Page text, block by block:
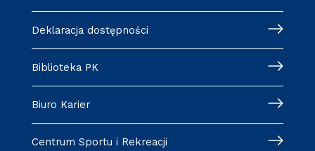
Deklaracja dostępności
Biblioteka PK
Biuro Karier
Centrum Sportu i Rekreacji